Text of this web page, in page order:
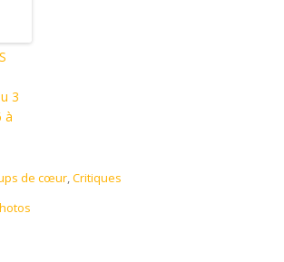
3
à
de cœur,Critiques